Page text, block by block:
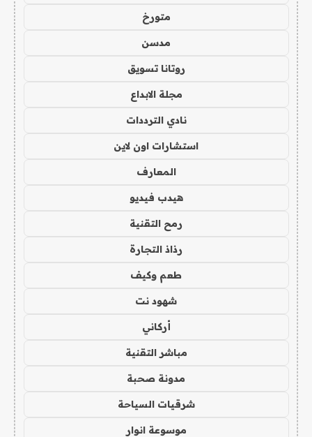
متورخ
مدسن
روتانا تسويق
مجلة الابداع
نادي الترددات
استشارات اون لاين
المعارف
هيدب فيديو
رمح التقنية
رذاذ التجارة
طعم وكيف
شهود نت
أركاني
مباشر التقنية
مدونة صحبة
شرقيات السياحة
موسوعة انوار